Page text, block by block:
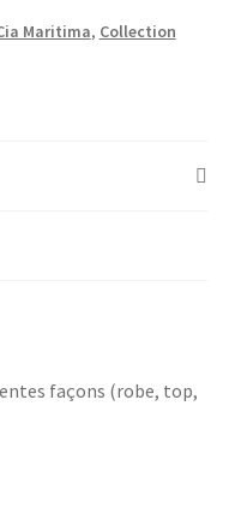
Maritima, Collection
façons (robe, top,